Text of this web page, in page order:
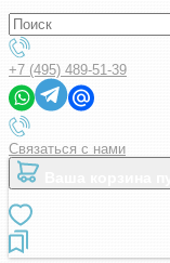
+7 (495) 489-51-39
Связаться с нами